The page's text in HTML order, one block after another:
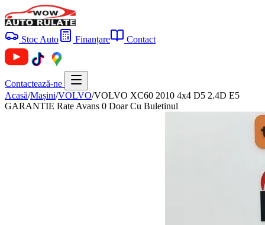
Stoc Auto Finanțare Contact
Contactează-ne
Acasă/Mașini/VOLVO/VOLVO XC60 2010 4x4 D5 2.4D E5
GARANTIE Rate Avans 0 Doar Cu Buletinul